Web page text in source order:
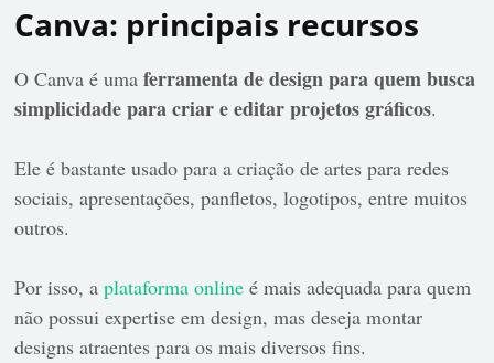
Canva: principais recursos
O Canva é umaferramenta de design para quem busca
simplicidade para criar e editar projetos gráficos.
Ele é bastante usado para a criação de artes para redes
sociais, apresentações, panfletos, logotipos, entre muitos
outros.
Por isso, aplataforma online é mais adequada para quem
não possui expertise em design, mas deseja montar
designs atraentes para os mais diversos fins.